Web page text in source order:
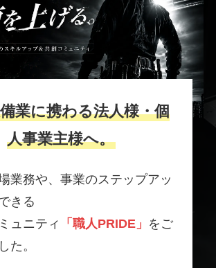
業に携わる法人様・個
人事業主様へ。
業務や、事業のステップアッ
きる
ュニティ
「職人PRIDE」 をご
た。